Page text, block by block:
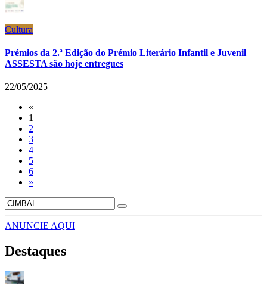
Cultura
Prémios da 2.ª Edição do Prémio Literário Infantil e Juvenil
ASSESTA são hoje entregues
22/05/2025
«
1
2
3
4
5
6
»
ANUNCIE AQUI
Destaques